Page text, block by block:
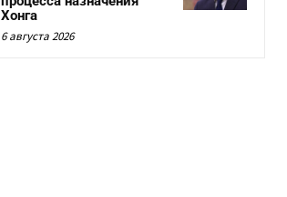
Хонга
6 августа 2026